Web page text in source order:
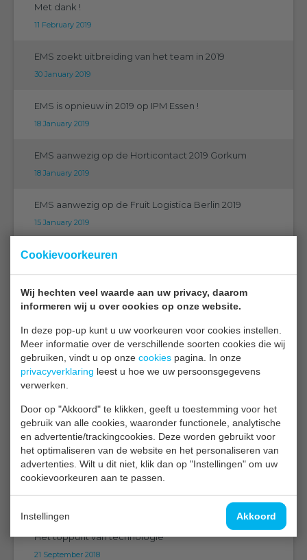
Cookievoorkeuren
Wij hechten veel waarde aan uw privacy, daarom
informeren wij u over cookies op onze website.
In deze pop-up kunt u uw voorkeuren voor cookies instellen.
Meer informatie over de verschillende soorten cookies die wij
gebruiken, vindt u op onze cookies pagina. In onze
privacyverklaring leest u hoe we uw persoonsgegevens
verwerken.
Door op "Akkoord" te klikken, geeft u toestemming voor het
gebruik van alle cookies, waaronder functionele, analytische
en advertentie/trackingcookies. Deze worden gebruikt voor
het optimaliseren van de website en het personaliseren van
advertenties. Wilt u dit niet, klik dan op "Instellingen" om uw
cookievoorkeuren aan te passen.
Instellingen Akkoord
Met dank !
11 February 2019
EMS zoekt uitbreiding van het team in 2019
30 January 2019
EMS is opnieuw in 2019 op IPM Essen !
18 January 2019
EMS aanwezig op de Horticontact 2019 Gorkum
18 January 2019
EMS aanwezig op de Fruit Logistica Berlin 2019
15 January 2019
Vaktentoonstelling 2019
Nieuwe bewaarproef energiezuinig tulpenbollen
07 January 2019
Slechte luchtkwaliteit in de kas?... breng het samen in
beeld!
21 December 2018
Mechanisatietentoonstelling 2019 Vijfhuizen
13 November 2018
Het toppunt van technologie
21 September 2018